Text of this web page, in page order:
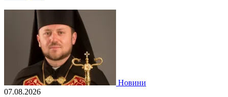
Новини
07.08.2026